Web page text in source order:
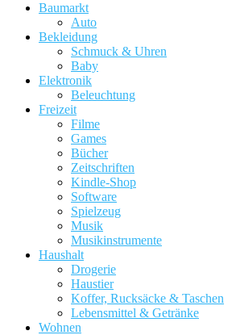
Baumarkt
Auto
Bekleidung
Schmuck & Uhren
Baby
Elektronik
Beleuchtung
Freizeit
Filme
Games
Bücher
Zeitschriften
Kindle-Shop
Software
Spielzeug
Musik
Musikinstrumente
Haushalt
Drogerie
Haustier
Koffer, Rucksäcke & Taschen
Lebensmittel & Getränke
Wohnen